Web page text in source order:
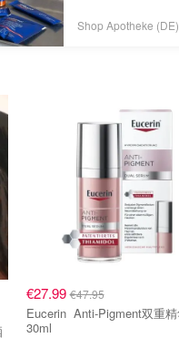
Shop Apotheke (DE)
€27.99€47.95
Eucerin Anti-Pigment双重精华
30ml